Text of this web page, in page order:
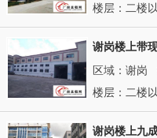
楼层：二楼
谢岗楼上带
区域：谢岗
楼层：二楼